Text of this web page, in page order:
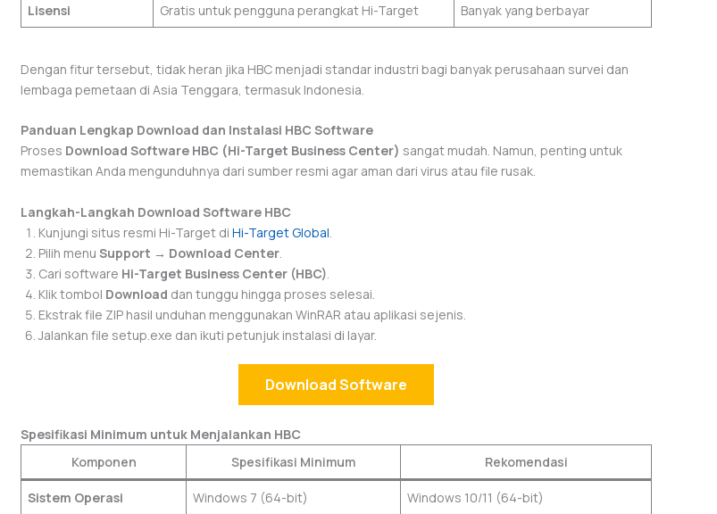
Lisensi
Gratis untuk pengguna perangkat Hi-Target Banyak yang berbayar
Dengan fitur tersebut, tidak heran jika HBC menjadi standar industri bagi banyak perusahaan survei dan
lembaga pemetaan di Asia Tenggara, termasuk Indonesia.
Panduan Lengkap Download dan Instalasi HBC Software
Proses Download Software HBC (Hi-Target Business Center) sangat mudah. Namun, penting untuk
memastikan Anda mengunduhnya dari sumber resmi agar aman dari virus atau file rusak.
Langkah-Langkah Download Software HBC
Kunjungi situs resmi Hi-Target di Hi-Target Global
Pilih menu Support → Download Center
Cari software Hi-Target Business Center (HBC)
Klik tombol Download dan tunggu hingga proses selesai.
Ekstrak file ZIP hasil unduhan menggunakan WinRAR atau aplikasi sejenis.
Jalankan file setup.exe dan ikuti petunjuk instalasi di layar.
Download Software
Spesifikasi Minimum untuk Menjalankan HBC
Komponen
Spesifikasi Minimum Rekomendasi
Sistem Operasi Windows 7 (64-bit)
Windows 10/11 (64-bit)